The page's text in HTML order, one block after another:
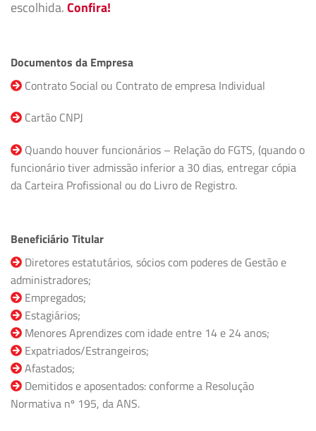
escolhida.Confira!
Documentos da Empresa
Contrato Social ou Contrato de empresa Individual
Cartão CNPJ
Quando houver funcionários – Relação do FGTS, (quando o
funcionário tiver admissão inferior a 30 dias, entregar cópia
da Carteira Profissional ou do Livro de Registro.
Beneficiário Titular
Diretores estatutários, sócios com poderes de Gestão e
administradores;
Empregados;
Estagiários;
Menores Aprendizes com idade entre 14 e 24 anos;
Expatriados/Estrangeiros;
Afastados;
Demitidos e aposentados: conforme a Resolução
Normativa nº 195, da ANS.